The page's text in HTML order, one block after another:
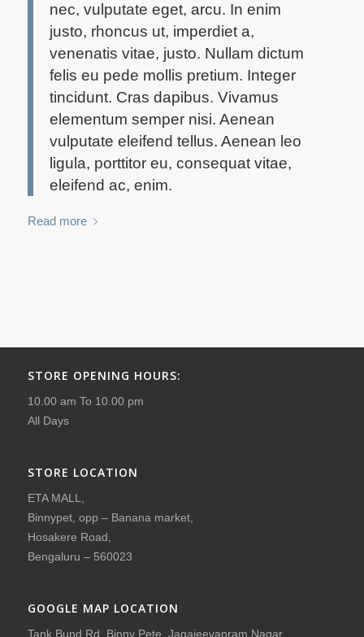
nec, vulputate eget, arcu. In enim
justo, rhoncus ut, imperdiet a,
venenatis vitae, justo. Nullam dictum
felis eu pede mollis pretium. Integer
tincidunt. Cras dapibus. Vivamus
elementum semper nisi. Aenean
vulputate eleifend tellus. Aenean leo
ligula, porttitor eu, consequat vitae,
eleifend ac, enim.
Read more
STORE OPENING HOURS:
10.00 am To 10.00 pm
All Days
STORE LOCATION
ETA MALL,
Binnypet, opp – Banana market,
Hosakere Road,
Bengaluru – 560023
GOOGLE MAP LOCATION
Tank Bund Rd, Binny Pete, Jagajeevanram Nagar,